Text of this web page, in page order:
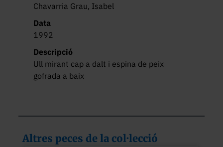
Chavarria Grau, Isabel
Data
1992
Descripció
Ull mirant cap a dalt i espina de peix
gofrada a baix
Altres peces de la col·lecció